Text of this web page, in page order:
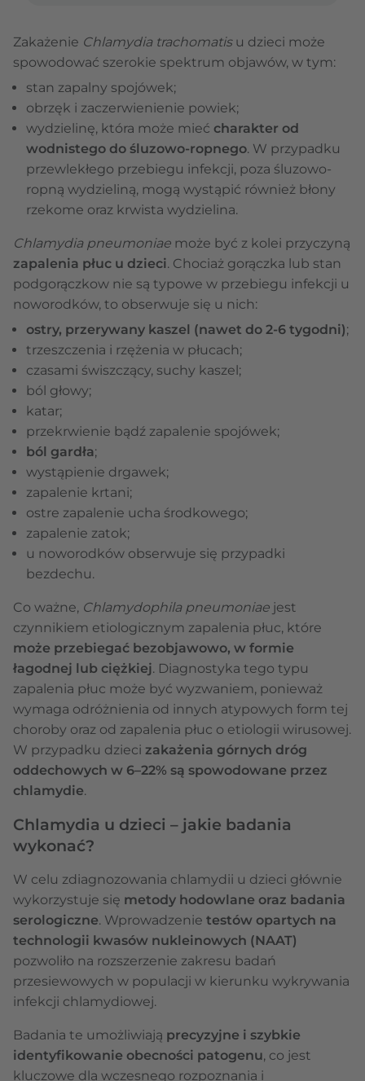
Zakażenie Chlamydia trachomatis u dzieci może
spowodować szerokie spektrum objawów, w tym:
stan zapalny spojówek;
obrzęk i zaczerwienienie powiek;
wydzielinę, która może mieć charakter od
wodnistego do śluzowo-ropnego. W przypadku
przewlekłego przebiegu infekcji, poza śluzowo-
ropną wydzieliną, mogą wystąpić również błony
rzekome oraz krwista wydzielina.
Chlamydia pneumoniae może być z kolei przyczyną
zapalenia płuc u dzieci. Chociaż gorączka lub stan
podgorączkow nie są typowe w przebiegu infekcji u
noworodków, to obserwuje się u nich:
ostry, przerywany kaszel (nawet do 2-6 tygodni);
trzeszczenia i rzężenia w płucach;
czasami świszczący, suchy kaszel;
ból głowy;
katar;
przekrwienie bądź zapalenie spojówek;
ból gardła;
wystąpienie drgawek;
zapalenie krtani;
ostre zapalenie ucha środkowego;
zapalenie zatok;
u noworodków obserwuje się przypadki
bezdechu.
Co ważne, Chlamydophila pneumoniae jest
czynnikiem etiologicznym zapalenia płuc, które
może przebiegać bezobjawowo, w formie
łagodnej lub ciężkiej. Diagnostyka tego typu
zapalenia płuc może być wyzwaniem, ponieważ
wymaga odróżnienia od innych atypowych form tej
choroby oraz od zapalenia płuc o etiologii wirusowej.
W przypadku dzieci zakażenia górnych dróg
oddechowych w 6–22% są spowodowane przez
chlamydie.
Chlamydia u dzieci – jakie badania
wykonać?
W celu zdiagnozowania chlamydii u dzieci głównie
wykorzystuje się metody hodowlane oraz badania
serologiczne. Wprowadzenie testów opartych na
technologii kwasów nukleinowych (NAAT)
pozwoliło na rozszerzenie zakresu badań
przesiewowych w populacji w kierunku wykrywania
infekcji chlamydiowej.
Badania te umożliwiają precyzyjne i szybkie
identyfikowanie obecności patogenu, co jest
kluczowe dla wczesnego rozpoznania i